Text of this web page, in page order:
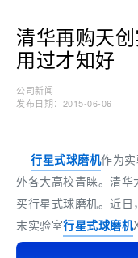
清华再购天
用过才知好
公司新闻
发布日期：2015-06-06
行星式球磨机作为
外各大高校青睐。清华
买行星式球磨机。近
末实验室行星式球磨机